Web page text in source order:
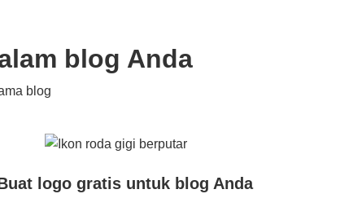
blog Anda
blog
logo gratis untuk blog Anda